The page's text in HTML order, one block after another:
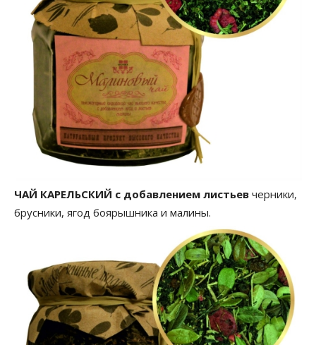
ЧАЙ КАРЕЛЬСКИЙ с добавлением листьев черники,
брусники, ягод боярышника и малины.